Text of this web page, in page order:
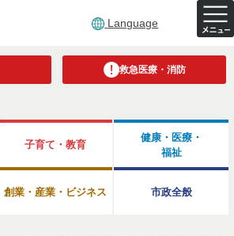
Language
救急医療・消防
子育て・教育
健康・医療・
福祉
創業・産業・ビジネス 市政全般